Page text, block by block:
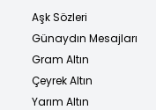
Aşk Sözleri
Günaydın Mesajları
Gram Altın
Çeyrek Altın
Yarım Altın